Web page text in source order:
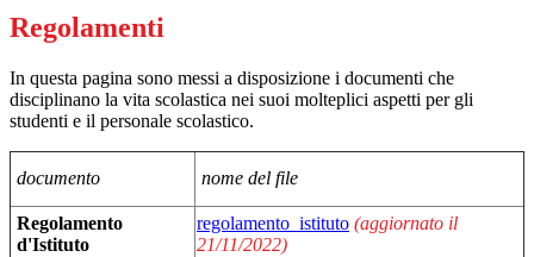
Regolamenti
In questa pagina sono messi a disposizione i documenti che
disciplinano la vita scolastica nei suoi molteplici aspetti per gli
studenti e il personale scolastico.
documento nome del file
Regolamento
d'Istituto
regolamento_istituto (aggiornato il
21/11/2022)